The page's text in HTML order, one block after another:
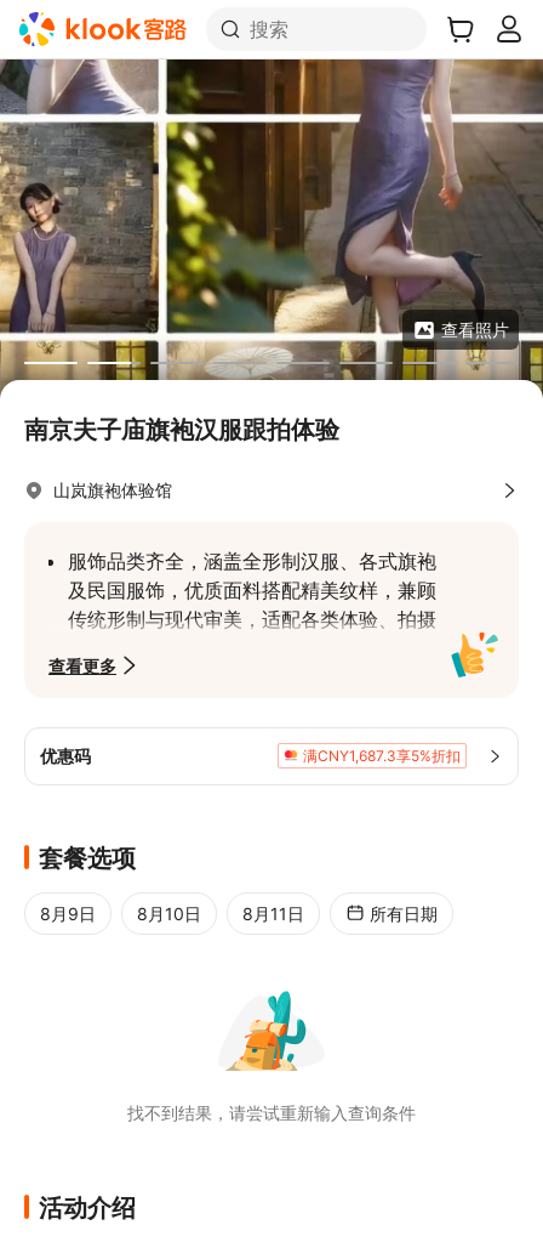
搜索
查看照片
南京夫子庙旗袍汉服跟拍体验
山岚旗袍体验馆
服饰品类齐全，涵盖全形制汉服、各式旗袍
及民国服饰，优质面料搭配精美纹样，兼顾
传统形制与现代审美，适配各类体验、拍摄
具，拒绝千篇一律，打造专属东方美感
场馆氛围雅致，新中式设计一步一景，水墨
感，沉浸式感受东方美学的静谧与诗意
查看更多
优惠码 满CNY1,687.3享5%折扣
套餐选项
8月9日 8月10日 8月11日 所有日期
找不到结果，请尝试重新输入查询条件
活动介绍